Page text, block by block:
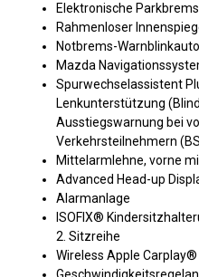
Elektronische
Rahmenloser
Notbrems-
Mazda
Spurwechselassistent
Lenkunterstützung
Ausstiegswarnung bei
Verkehrsteilnehmern
Mittelarmlehne, vorne
Advanced Head-up
Alarmanlage
ISOFIX®
2. Sitzreihe
Wireless Apple Carplay®